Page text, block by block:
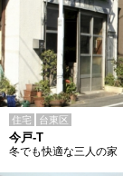
住宅 台東区
今戸-T
冬でも快適な三人の家